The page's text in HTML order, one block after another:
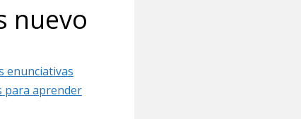
nuevo
enunciativas
para aprender